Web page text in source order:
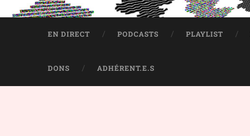
EN DIRECT PODCASTS PLAYLIST
DONS ADHÉRENT.E.S